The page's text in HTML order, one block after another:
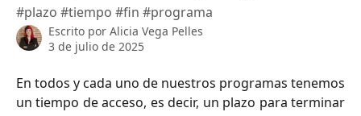
#plazo #tiempo #fin #programa
Escrito por Alicia Vega Pelles
3 de julio de 2025
En todos y cada uno de nuestros programas tenemos
un tiempo de acceso, es decir, un plazo para terminar